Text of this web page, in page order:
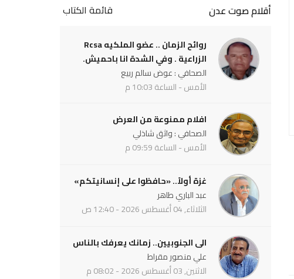
أقلام صوت عدن قائمة الكتاب
روائح الزمان .. عضو الملكيه Rcsa
الزراعية . وفي الشدة انا باحميش.
الصحافي : عوض سالم ربيع
الأمس - الساعة 10:03 م
افلام ممنوعة من العرض
الصحافي : واثق شاذلي
الأمس - الساعة 09:59 م
غزة أولاً.. «حافظوا على إنسانيتكم»
عبد الباري طاهر
الثلاثاء, 04 أغسطس 2026 - 12:40 ص
الى الجنوبيين.. زمانك يعرفك بالناس
علي منصور مقراط
الاثنين, 03 أغسطس 2026 - 08:02 م